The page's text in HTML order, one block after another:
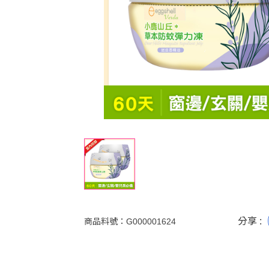
商品料號： G000001624 分享 :